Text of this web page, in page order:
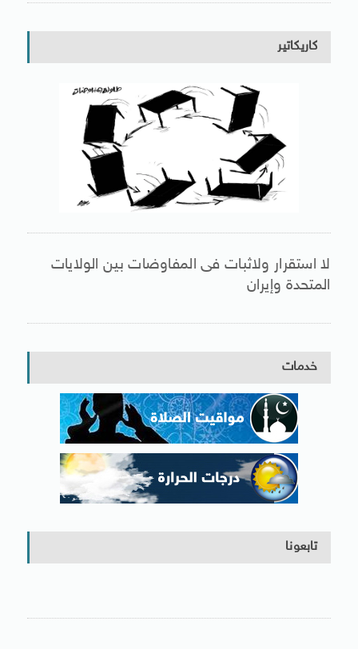
كاريكاتير
لا استقرار ولاثبات فى المفاوضات بين الولايات
المتحدة وإيران
خدمات
تابعونا